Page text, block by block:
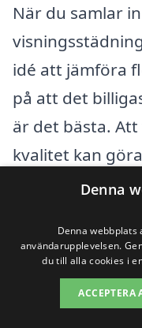
När du samlar
idé att jämföra
på att det
är det bästa.
kvalitet kan
bostad
Besök gärna
få in
från
Denna
Denna
användarupplevelsen.
du till alla cookies i
ACCEPTERA